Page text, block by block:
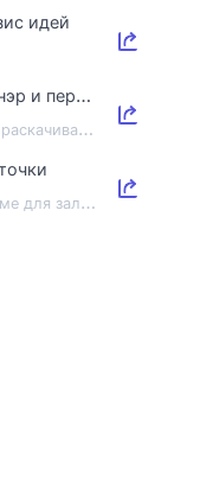
идей
этюд
@
letta, спасибо! Все понятно про раскачивание пленэрной мышцы, но напомнить об э...
@
letta, я мечтаю о подобной форме для зала 😂